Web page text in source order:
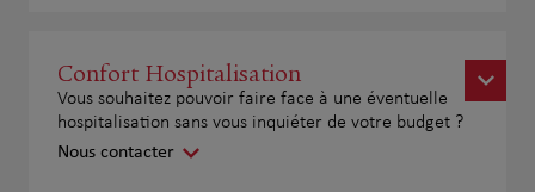
Confort Hospitalisation
Vous souhaitez pouvoir faire face à une éventuelle
hospitalisation sans vous inquiéter de votre budget ?
Nous contacter